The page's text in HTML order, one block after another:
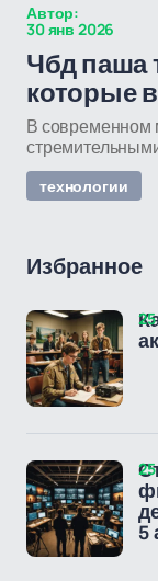
Автор:
30 янв 2026
Чбд паша
которые
В современном
технологии
Избранное
5